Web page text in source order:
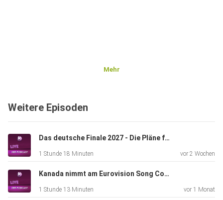
Mehr
Weitere Episoden
Das deutsche Finale 2027 - Die Pläne für den Vorentscheid zum Eurovision Song Contest
1 Stunde 18 Minuten vor 2 Wochen
Kanada nimmt am Eurovision Song Contest 2027 teil
1 Stunde 13 Minuten vor 1 Monat